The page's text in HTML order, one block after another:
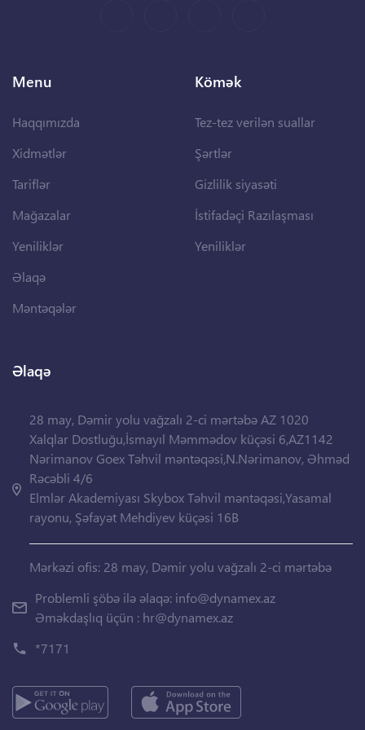
Menu
Haqqımızda
Xidmətlər
Tariflər
Mağazalar
Yeniliklər
Əlaqə
Məntəqələr
Kömək
Tez-tez verilən suallar
Şərtlər
Gizlilik siyasəti
İstifadəçi Razılaşması
Yeniliklər
Əlaqə
28 may, Dəmir yolu vağzalı 2-ci mərtəbə AZ 1020
Xalqlar Dostluğu,İsmayıl Məmmədov küçəsi 6,AZ1142
Nərimanov Goex Təhvil məntəqəsi,N.Nərimanov, Əhməd
Rəcəbli 4/6
Elmlər Akademiyası Skybox Təhvil məntəqəsi,Yasamal
rayonu, Şəfayət Mehdiyev küçəsi 16B
Mərkəzi ofis: 28 may, Dəmir yolu vağzalı 2-ci mərtəbə
Problemli şöbə ilə əlaqə: info@dynamex.az
Əməkdaşlıq üçün : hr@dynamex.az
*7171